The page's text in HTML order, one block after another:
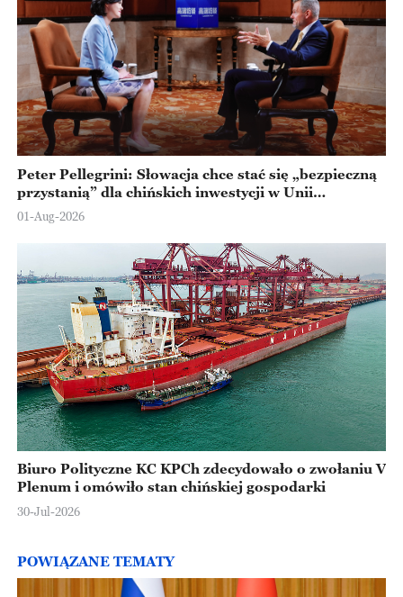
Peter Pellegrini: Słowacja chce stać się „bezpieczną
przystanią” dla chińskich inwestycji w Unii
Europejskiej
01-Aug-2026
Biuro Polityczne KC KPCh zdecydowało o zwołaniu V
Plenum i omówiło stan chińskiej gospodarki
30-Jul-2026
POWIĄZANE TEMATY